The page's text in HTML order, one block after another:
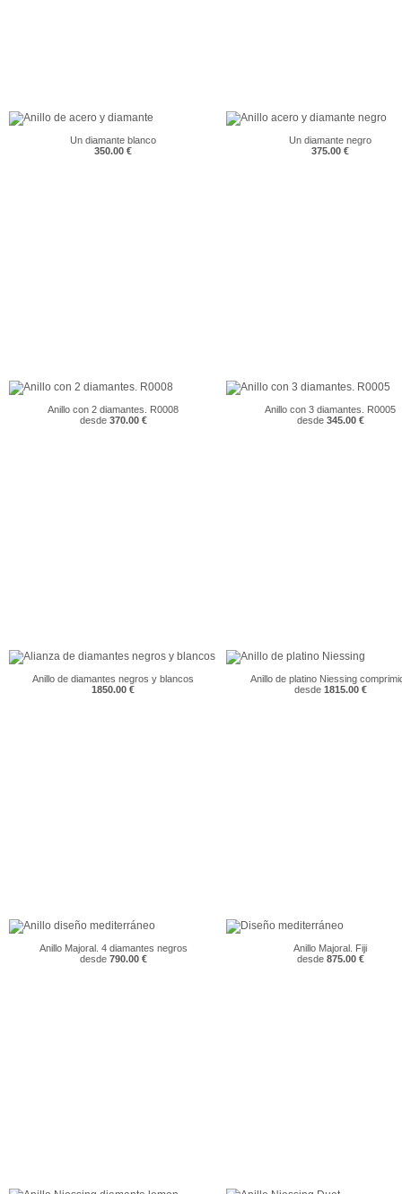
Un diamante blanco
350.00 €
Un diamante negro
375.00 €
Anillo con 2 diamantes. R0008
desde370.00 €
Anillo con 3 diamantes. R0005
desde345.00 €
Anillo de diamantes negros y blancos
1850.00 €
Anillo de platino Niessing
desde1815.00 €
Anillo Majoral. 4 diamantes negros
desde790.00 €
Anillo Majoral. Fiji
desde875.00 €